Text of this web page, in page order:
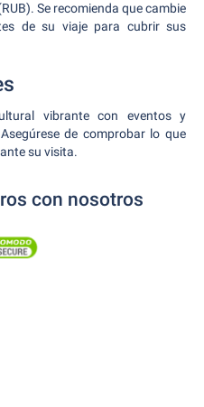
Se recomienda que cambie
de su viaje para cubrir sus
vibrante con eventos y
de comprobar lo que
su visita.
con nosotros